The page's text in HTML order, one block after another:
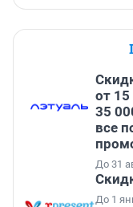
от
35
все
До 31
До 1